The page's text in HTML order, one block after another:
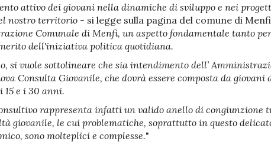
attivo dei giovani nella dinamiche di sviluppo e nei
nostro territorio - si legge sulla pagina del comune di Menfi
Comunale di Menfi, un aspetto fondamentale tanto
dell'iniziativa politica quotidiana.
si vuole sottolineare che sia intendimento dell’
Consulta Giovanile, che dovrà essere composta da giovani
15 e i 30 anni.
rappresenta infatti un valido anello di congiunzione
giovanile, le cui problematiche, soprattutto in questo
sono molteplici e complesse."